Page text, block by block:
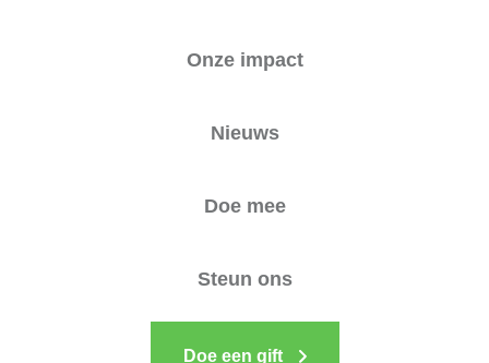
Onze impact
Nieuws
Doe mee
Steun ons
Doe een gift